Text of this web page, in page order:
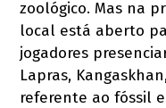
zoológico. Mas na
local está aberto
jogadores
Lapras,
referente ao fóssil